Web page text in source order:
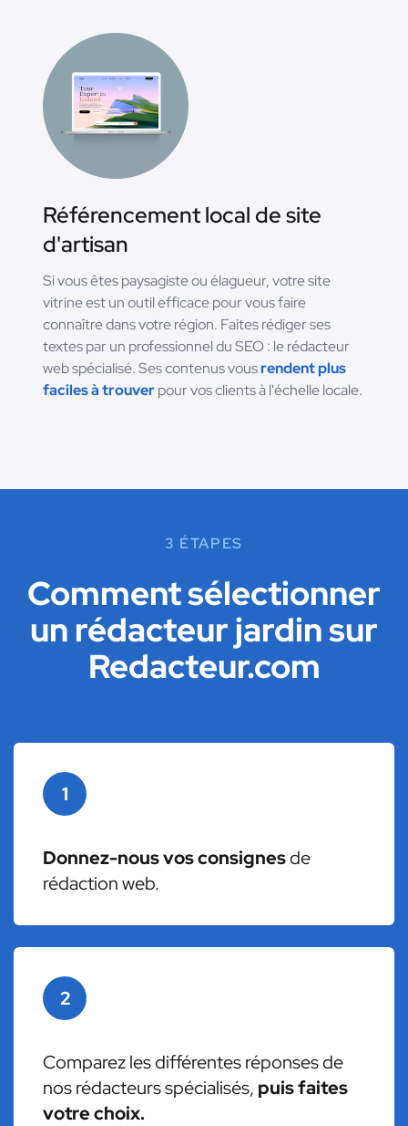
Référencement local de site
d'artisan
Si vous êtes paysagiste ou élagueur, votre site
vitrine est un outil efficace pour vous faire
connaître dans votre région. Faites rédiger ses
textes par un professionnel du SEO : le rédacteur
web spécialisé. Ses contenus vousrendent plus
faciles à trouverpour vos clients à l'échelle locale.
3 ÉTAPES
Comment sélectionner
un rédacteur jardin sur
Redacteur.com
1
Donnez-nous vos consignesde
rédaction web.
2
Comparez les différentes réponses de
nos rédacteurs spécialisés, puis faites
votre choix.